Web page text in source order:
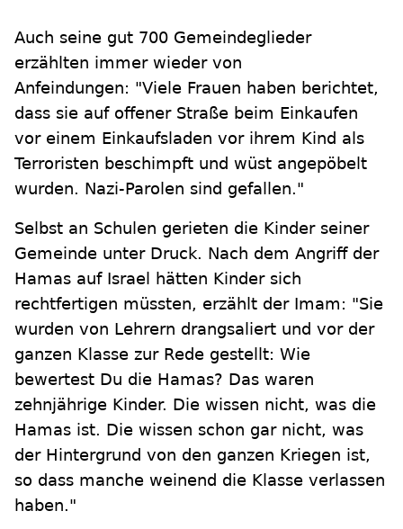
Auch seine gut 700 Gemeindeglieder
erzählten immer wieder von
Anfeindungen: "Viele Frauen haben berichtet,
dass sie auf offener Straße beim Einkaufen
vor einem Einkaufsladen vor ihrem Kind als
Terroristen beschimpft und wüst angepöbelt
wurden. Nazi-Parolen sind gefallen."
Selbst an Schulen gerieten die Kinder seiner
Gemeinde unter Druck. Nach dem Angriff der
Hamas auf Israel hätten Kinder sich
rechtfertigen müssten, erzählt der Imam: "Sie
wurden von Lehrern drangsaliert und vor der
ganzen Klasse zur Rede gestellt: Wie
bewertest Du die Hamas? Das waren
zehnjährige Kinder. Die wissen nicht, was die
Hamas ist. Die wissen schon gar nicht, was
der Hintergrund von den ganzen Kriegen ist,
so dass manche weinend die Klasse verlassen
haben."